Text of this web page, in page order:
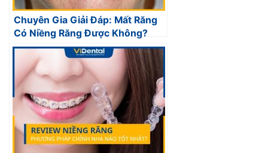
Chuyên Gia Giải Đáp: Mất Răng
Có Niềng Răng Được Không?